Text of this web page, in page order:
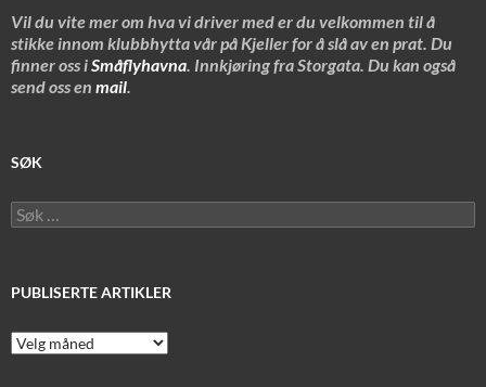
Vil du vite mer om hva vi driver med er du velkommen til å
stikke innom klubbhytta vår på Kjeller for å slå av en prat. Du
finner oss iSmåflyhavna. Innkjøring fra Storgata. Du kan også
send oss en mail.
SØK
Søk
etter:
PUBLISERTE ARTIKLER
Publiserte
artikler